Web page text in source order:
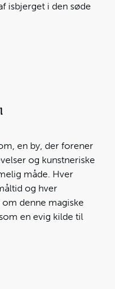
isbjerget i den søde
en by, der forener
og kunstneriske
måde. Hver
og hver
denne magiske
en evig kilde til